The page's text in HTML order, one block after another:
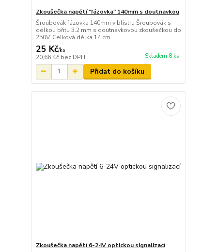
Zkoušečka napětí "fázovka" 140mm s doutnavkou
Šroubovák fázovka 140mm v blistru Šroubovák s
délkou břitu 3.2 mm s doutnavkovou zkoušečkou do
250V. Celková délka 14 cm.
25 Kč/ks
20,66 Kč bez DPH Skladem 8 ks
Přidat do košíku
Zkoušečka napětí 6-24V optickou signalizací